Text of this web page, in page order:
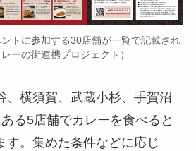
トに参加する30店舗が一覧で記載され
ーの街連携プロジェクト）
、横須賀、武蔵小杉、手賀沼
る5店舗でカレーを食べると
す。集めた条件などに応じ